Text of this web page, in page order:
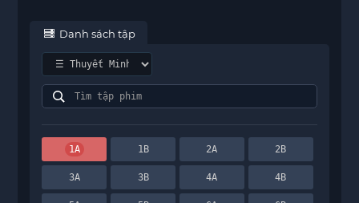
Danh sách tập
1A 1B 2A 2B
3A 3B 4A 4B